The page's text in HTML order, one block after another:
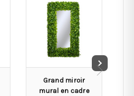
Grand miroir
mural en cadre